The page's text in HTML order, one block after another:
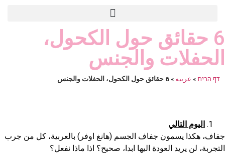
6 حقائق حول الكحول،
الحفلات والجنس
דף הבית» عربيه »6 حقائق حول الكحول، الحفلات والجنس
اليوم التالي
جفاف، هكذا يسمون جفاف الجسم (هانغ اوفر) بالعربية، كل من جرب
التجربة، لن يريد العودة اليها ابدا، صحيح؟ اذا ماذا نفعل؟